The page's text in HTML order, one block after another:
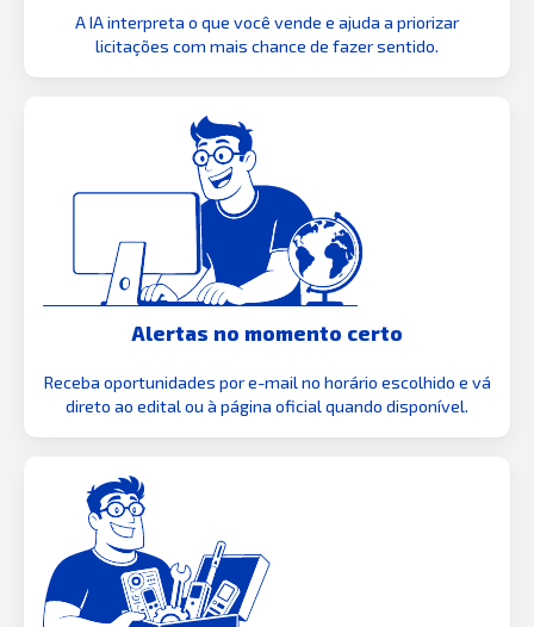
A IA interpreta o que você vende e ajuda a priorizar
licitações com mais chance de fazer sentido.
Alertas no momento certo
Receba oportunidades por e-mail no horário escolhido e vá
direto ao edital ou à página oficial quando disponível.